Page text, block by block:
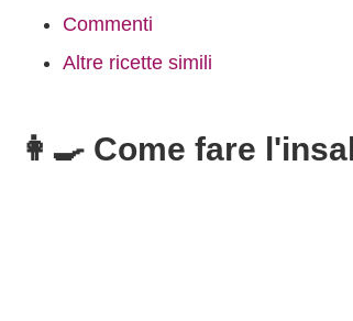
Commenti
Altre ricette simili
👩‍🍳 Come fare